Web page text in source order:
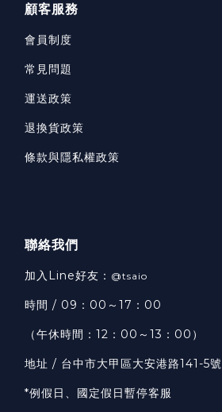
顧客服務
會員制度
常見問題
運送政策
退換貨政策
條款與隱私權政策
聯絡我們
加入Line好友： @tsaio
時間 / 09：00～17：00
（午休時間：12：00～13：00）
地址 / 台中市大甲區大安港路141-5號
*例假日、國定假日暫停客服